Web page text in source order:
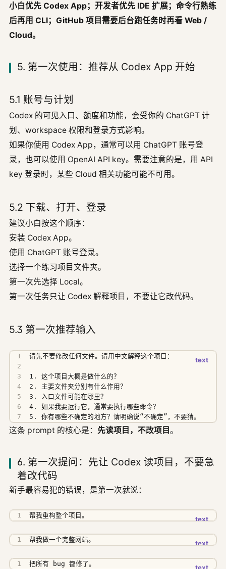
小白优先 Codex App；开发者优先 IDE 扩展；命令行熟练
后再用 CLI；GitHub 项目需要后台跑任务时再看 Web /
Cloud。
5. 第一次使用：推荐从 Codex App 开始
5.1 账号与计划
Codex 的可见入口、额度和功能，会受你的 ChatGPT 计
划、workspace 权限和登录方式影响。
如果你使用 Codex App，通常可以用 ChatGPT 账号登
录，也可以使用 OpenAI API key。需要注意的是，用 API
key 登录时，某些 Cloud 相关功能可能不可用。
5.2 下载、打开、登录
建议小白按这个顺序：
安装 Codex App。
使用 ChatGPT 账号登录。
选择一个练习项目文件夹。
第一次先选择 Local。
第一次任务只让 Codex 解释项目，不要让它改代码。
5.3 第一次推荐输入
5. 你有哪些不确定的地方？请明确说“不确定”，不要猜。
这条 prompt 的核心是： 先读项目，不改项目 。
6. 第一次提问：先让 Codex 读项目，不要急
着改代码
新手最容易犯的错误，是第一次就说：
帮我重构整个项目。
帮我做一个完整网站。
把所有 bug 都修了。